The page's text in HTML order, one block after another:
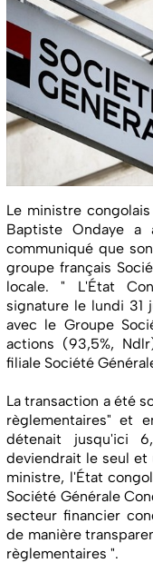
Le ministre
Baptiste Ondaye
communiqué que
groupe français
locale. " L'État
signature le lundi 31
avec le Groupe
actions (93,5%,
filiale Société
La transaction a été
règlementaires" et
détenait jusqu'ici
deviendrait le seul et
ministre, l'État
Société Générale
secteur financier
de manière
règlementaires ".